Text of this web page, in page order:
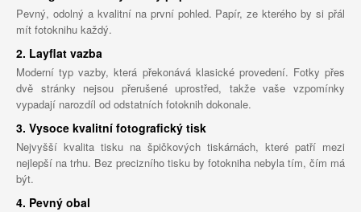
Pevný, odolný a kvalitní na první pohled. Papír, ze kterého by si přál
mít fotoknihu každý.
2. Layflat vazba
Moderní typ vazby, která překonává klasické provedení. Fotky přes
dvě stránky nejsou přerušené uprostřed, takže vaše vzpomínky
vypadají narozdíl od odstatních fotoknih dokonale.
3. Vysoce kvalitní fotografický tisk
Nejvyšší kvalita tisku na špičkových tiskárnách, které patří mezi
nejlepší na trhu. Bez precizního tisku by fotokniha nebyla tím, čím má
být.
4. Pevný obal